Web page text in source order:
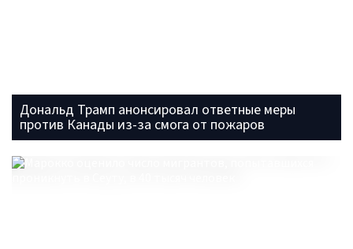
Дональд Трамп анонсировал ответные меры
против Канады из-за смога от пожаров